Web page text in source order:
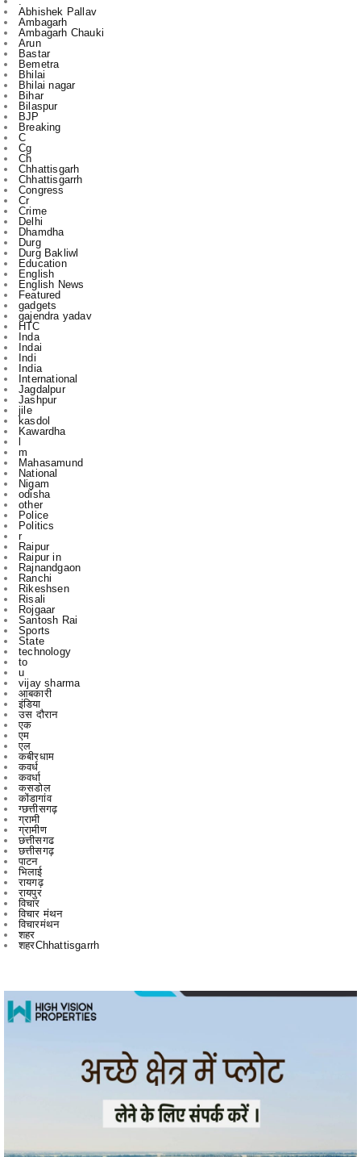
Bastar
Bemetra
Bhilai
Bhilai nagar
Bihar
Bilaspur
BJP
Breaking
C
Cg
Ch
Chhattisgarh
Chhattisgarrh
Congress
Cr
Crime
Delhi
Dhamdha
Durg
Durg Bakliwl
Education
English
English News
Featured
gadgets
gajendra yadav
HTC
Inda
Indai
Indi
India
International
Jagdalpur
Jashpur
jile
kasdol
Kawardha
l
m
Mahasamund
National
Nigam
odisha
other
Police
Politics
r
Raipur
Raipur in
Rajnandgaon
Ranchi
Rikeshsen
Risali
Rojgaar
Santosh Rai
Sports
State
technology
to
u
vijay sharma
आबकारी
इंडिया
उस दौरान
एक
एम
एल
कबीरधाम
कवर्ध
कवर्धा
कसडोल
कोंडागांव
ग्छत्तीसगढ़
ग्रामी
ग्रामीण
छत्तीसगढ
छत्तीसगढ़
पाटन
भिलाई
रायगढ़
रायपुर
विचार
विचार मंथन
विचारमंथन
शहर
शहरChhattisgarrh